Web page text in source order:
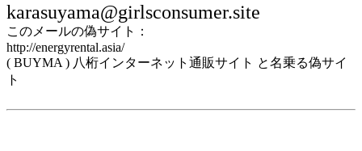
karasuyama@girlsconsumer.site
このメールの偽サイト：
http://energyrental.asia/
( BUYMA ) 八桁インターネット通販サイト と名乗る偽サイ
ト